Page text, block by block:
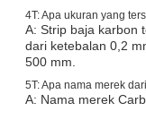
4T: Apa ukuran yang
A: Strip baja karbon
dari ketebalan 0,2
500 mm.
5T: Apa nama merek
A: Nama merek